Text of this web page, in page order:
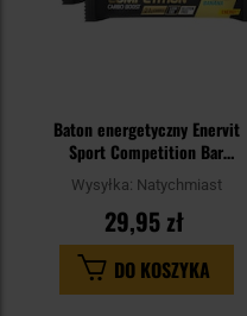
Baton energetyczny Enervit
Sport Competition Bar
bananowo-waniliowy 30 g - 3 szt.
Wysyłka: Natychmiast
29,95 zł
DO KOSZYKA